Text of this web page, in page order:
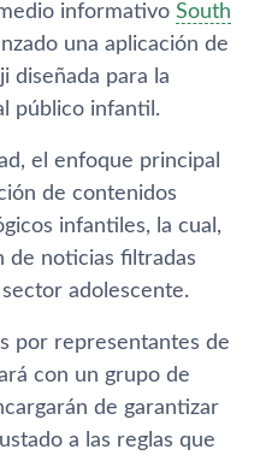
informativo South
una aplicación de
diseñada para la
público infantil.
el enfoque principal
de contenidos
infantiles, la cual,
de noticias filtradas
adolescente.
por representantes de
con un grupo de
de garantizar
a las reglas que